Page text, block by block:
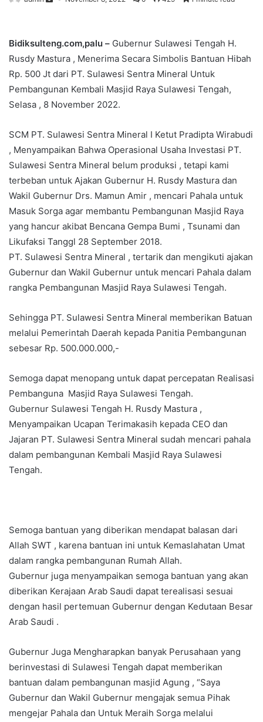
Bidiksulteng.com,palu – Gubernur Sulawesi Tengah H.
Rusdy Mastura , Menerima Secara Simbolis Bantuan Hibah
Rp. 500 Jt dari PT. Sulawesi Sentra Mineral Untuk
Pembangunan Kembali Masjid Raya Sulawesi Tengah,
Selasa , 8 November 2022.
SCM PT. Sulawesi Sentra Mineral I Ketut Pradipta Wirabudi
, Menyampaikan Bahwa Operasional Usaha Investasi PT.
Sulawesi Sentra Mineral belum produksi , tetapi kami
terbeban untuk Ajakan Gubernur H. Rusdy Mastura dan
Wakil Gubernur Drs. Mamun Amir , mencari Pahala untuk
Masuk Sorga agar membantu Pembangunan Masjid Raya
yang hancur akibat Bencana Gempa Bumi , Tsunami dan
Likufaksi Tanggl 28 September 2018.
PT. Sulawesi Sentra Mineral , tertarik dan mengikuti ajakan
Gubernur dan Wakil Gubernur untuk mencari Pahala dalam
rangka Pembangunan Masjid Raya Sulawesi Tengah.
Sehingga PT. Sulawesi Sentra Mineral memberikan Batuan
melalui Pemerintah Daerah kepada Panitia Pembangunan
sebesar Rp. 500.000.000,-
Semoga dapat menopang untuk dapat percepatan Realisasi
Pembanguna Masjid Raya Sulawesi Tengah.
Gubernur Sulawesi Tengah H. Rusdy Mastura ,
Menyampaikan Ucapan Terimakasih kepada CEO dan
Jajaran PT. Sulawesi Sentra Mineral sudah mencari pahala
dalam pembangunan Kembali Masjid Raya Sulawesi
Tengah.
Semoga bantuan yang diberikan mendapat balasan dari
Allah SWT , karena bantuan ini untuk Kemaslahatan Umat
dalam rangka pembangunan Rumah Allah.
Gubernur juga menyampaikan semoga bantuan yang akan
diberikan Kerajaan Arab Saudi dapat terealisasi sesuai
dengan hasil pertemuan Gubernur dengan Kedutaan Besar
Arab Saudi .
Gubernur Juga Mengharapkan banyak Perusahaan yang
berinvestasi di Sulawesi Tengah dapat memberikan
bantuan dalam pembangunan masjid Agung , “Saya
Gubernur dan Wakil Gubernur mengajak semua Pihak
mengejar Pahala dan Untuk Meraih Sorga melalui